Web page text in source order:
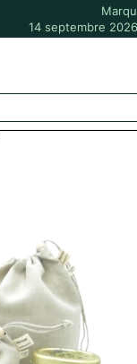
14 septembre